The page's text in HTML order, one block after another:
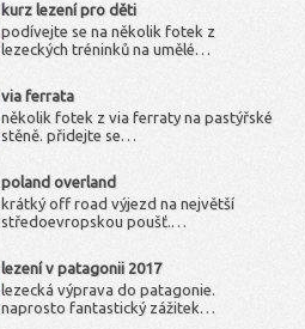
kurz lezení pro děti
podívejte se na několik fotek z
lezeckých tréninků na umělé…
via ferrata
několik fotek z via ferraty na pastýřské
stěně. přidejte se…
poland overland
krátký off road výjezd na největší
středoevropskou poušť.…
lezení v patagonii 2017
lezecká výprava do patagonie.
naprosto fantastický zážitek…